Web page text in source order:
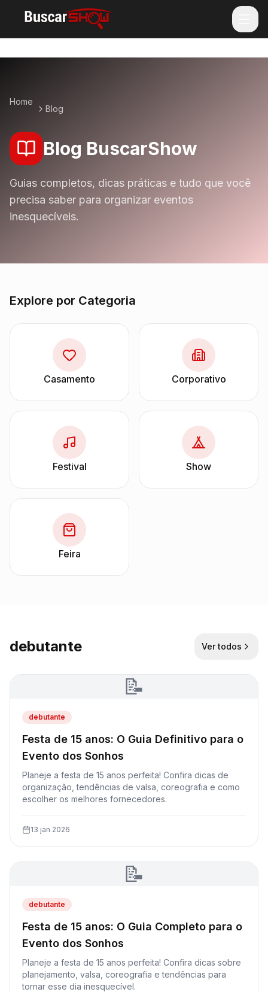
Home
Blog
Blog BuscarShow
Guias completos, dicas práticas e tudo que você
precisa saber para organizar eventos
inesquecíveis.
Explore por Categoria
Casamento Corporativo
Festival Show
Feira
debutante Ver todos
📝
debutante
Festa de 15 anos: O Guia Definitivo para o
Evento dos Sonhos
Planeje a festa de 15 anos perfeita! Confira dicas de
organização, tendências de valsa, coreografia e como
escolher os melhores fornecedores.
13 jan 2026
📝
debutante
Festa de 15 anos: O Guia Completo para o
Evento dos Sonhos
Planeje a festa de 15 anos perfeita! Confira dicas sobre
planejamento, valsa, coreografia e tendências para
tornar esse dia inesquecível.